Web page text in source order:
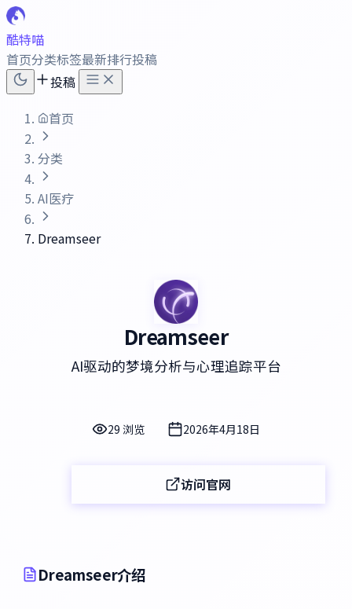
酷特喵
首页分类标签最新排行投稿
投稿
首页
分类
AI医疗
Dreamseer
Dreamseer
AI驱动的梦境分析与心理追踪平台
29 浏览 2026年4月18日
访问官网
Dreamseer介绍